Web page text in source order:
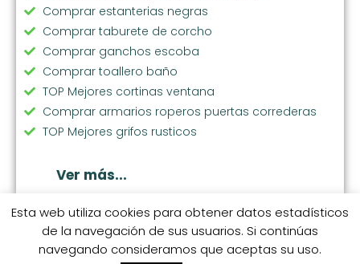
Comprar estanterias negras
Comprar taburete de corcho
Comprar ganchos escoba
Comprar toallero baño
TOP Mejores cortinas ventana
Comprar armarios roperos puertas correderas
TOP Mejores grifos rusticos
Comprar lavabo de resina
Comprar cortinas fruncidas
Comprar espejos grandes de pared
Comprar toallero inox
Ver más...
© 2026 coleccionhogarhome.com. S.M. Categorías S.M. 1
Esta web utiliza cookies para obtener datos estadísticos
de la navegación de sus usuarios. Si continúas
navegando consideramos que aceptas su uso.